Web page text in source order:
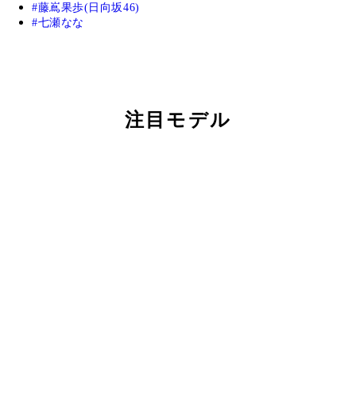
藤嶌果歩(日向坂46)
七瀬なな
注目モデル